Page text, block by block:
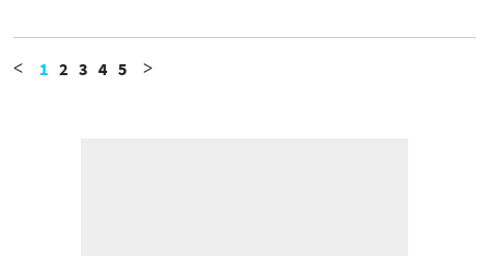
< 1 2 3 4 5 >